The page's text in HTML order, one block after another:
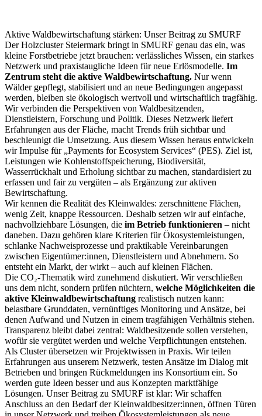
Aktive Waldbewirtschaftung stärken: Unser Beitrag zu SMURF
Der Holzcluster Steiermark bringt in SMURF genau das ein, was
kleine Forstbetriebe jetzt brauchen: verlässliches Wissen, ein starkes
Netzwerk und praxistaugliche Ideen für neue Erlösmodelle. Im
Zentrum steht die aktive Waldbewirtschaftung. Nur wenn
Wälder gepflegt, stabilisiert und an neue Bedingungen angepasst
werden, bleiben sie ökologisch wertvoll und wirtschaftlich tragfähig.
Wir verbinden die Perspektiven von Waldbesitzenden,
Dienstleistern, Forschung und Politik. Dieses Netzwerk liefert
Erfahrungen aus der Fläche, macht Trends früh sichtbar und
beschleunigt die Umsetzung. Aus diesem Wissen heraus entwickeln
wir Impulse für „Payments for Ecosystem Services“ (PES). Ziel ist,
Leistungen wie Kohlenstoffspeicherung, Biodiversität,
Wasserrückhalt und Erholung sichtbar zu machen, standardisiert zu
erfassen und fair zu vergüten – als Ergänzung zur aktiven
Bewirtschaftung.
Wir kennen die Realität des Kleinwaldes: zerschnittene Flächen,
wenig Zeit, knappe Ressourcen. Deshalb setzen wir auf einfache,
nachvollziehbare Lösungen, die im Betrieb funktionieren – nicht
daneben. Dazu gehören klare Kriterien für Ökosystemleistungen,
schlanke Nachweisprozesse und praktikable Vereinbarungen
zwischen Eigentümer:innen, Dienstleistern und Abnehmern. So
entsteht ein Markt, der wirkt – auch auf kleinen Flächen.
Die CO₂-Thematik wird zunehmend diskutiert. Wir verschließen
uns dem nicht, sondern prüfen nüchtern, welche Möglichkeiten die
aktive Kleinwaldbewirtschaftung realistisch nutzen kann:
belastbare Grunddaten, vernünftiges Monitoring und Ansätze, bei
denen Aufwand und Nutzen in einem tragfähigen Verhältnis stehen.
Transparenz bleibt dabei zentral: Waldbesitzende sollen verstehen,
wofür sie vergütet werden und welche Verpflichtungen entstehen.
Als Cluster übersetzen wir Projektwissen in Praxis. Wir teilen
Erfahrungen aus unserem Netzwerk, testen Ansätze im Dialog mit
Betrieben und bringen Rückmeldungen ins Konsortium ein. So
werden gute Ideen besser und aus Konzepten marktfähige
Lösungen. Unser Beitrag zu SMURF ist klar: Wir schaffen
Anschluss an den Bedarf der Kleinwaldbesitzer:innen, öffnen Türen